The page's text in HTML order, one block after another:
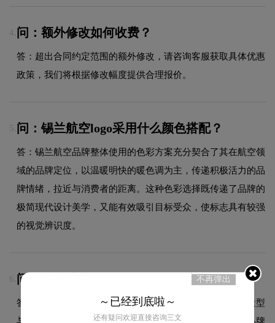
4. 问：额外修改如何收费？
答：超出合同约定范围的额外修改，请咨询客服获取具体优惠
政策，我们将根据修改幅度提供合理报价。
5. 问：锡兰航空logo采用什么颜色搭配？
答：锡兰航空品牌整体使用的色彩方案充分契合了其在航空领
域的品牌定位，以温暖明快的暖色调为主，传递积极活力的品
牌情绪，拉近与消费者的距离。这种色彩选择既传递了品牌的
极简现代设计美学，又能有效吸引目标受众，使标志具有较强
的视觉辨识度。
6. 问：锡兰航空logo使用的是什么字体？
答：锡兰航空品牌标志采用的是专属定制字体设计，字体造型
不再弹出
～已经到底啦～
还有疑问欢迎直接咨询三文